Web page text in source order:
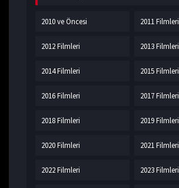
2010 ve Öncesi 2011 Filmleri
2012 Filmleri 2013 Filmleri
2014 Filmleri 2015 Filmleri
2016 Filmleri 2017 Filmleri
2018 Filmleri 2019 Filmleri
2020 Filmleri 2021 Filmleri
2022 Filmleri 2023 Filmleri